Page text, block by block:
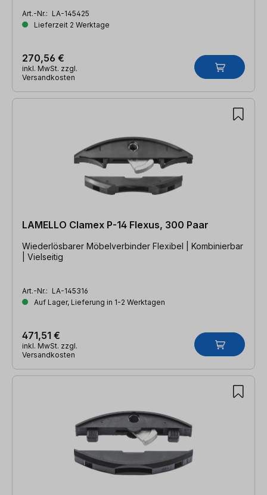
Art.-Nr.: LA-145425
Lieferzeit 2 Werktage
270,56 €
inkl. MwSt. zzgl.
Versandkosten
LAMELLO Clamex P-14 Flexus, 300 Paar
Wiederlösbarer Möbelverbinder Flexibel | Kombinierbar
| Vielseitig
Art.-Nr.: LA-145316
Auf Lager, Lieferung in 1-2 Werktagen
471,51 €
inkl. MwSt. zzgl.
Versandkosten